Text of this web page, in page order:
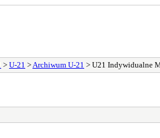
> U-21 > Archiwum U-21 > U21 Indywidualne